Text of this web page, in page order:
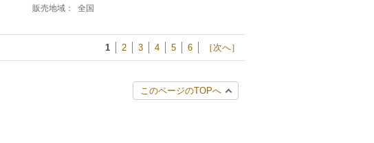
販売地域： 全国
1 2 3 4 5 6 ［次へ］
このページのTOPへ